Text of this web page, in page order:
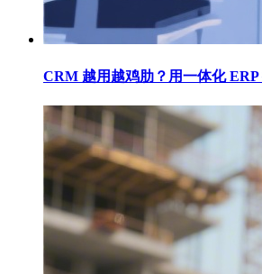
CRM 越用越鸡肋？用一体化